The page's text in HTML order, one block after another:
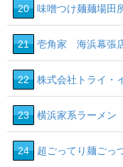
20 味噌つけ麺麺場田
21 壱角家 海浜幕張
22 株式会社トライ・
23 横浜家系ラーメ
24 超ごってり麺ごっ